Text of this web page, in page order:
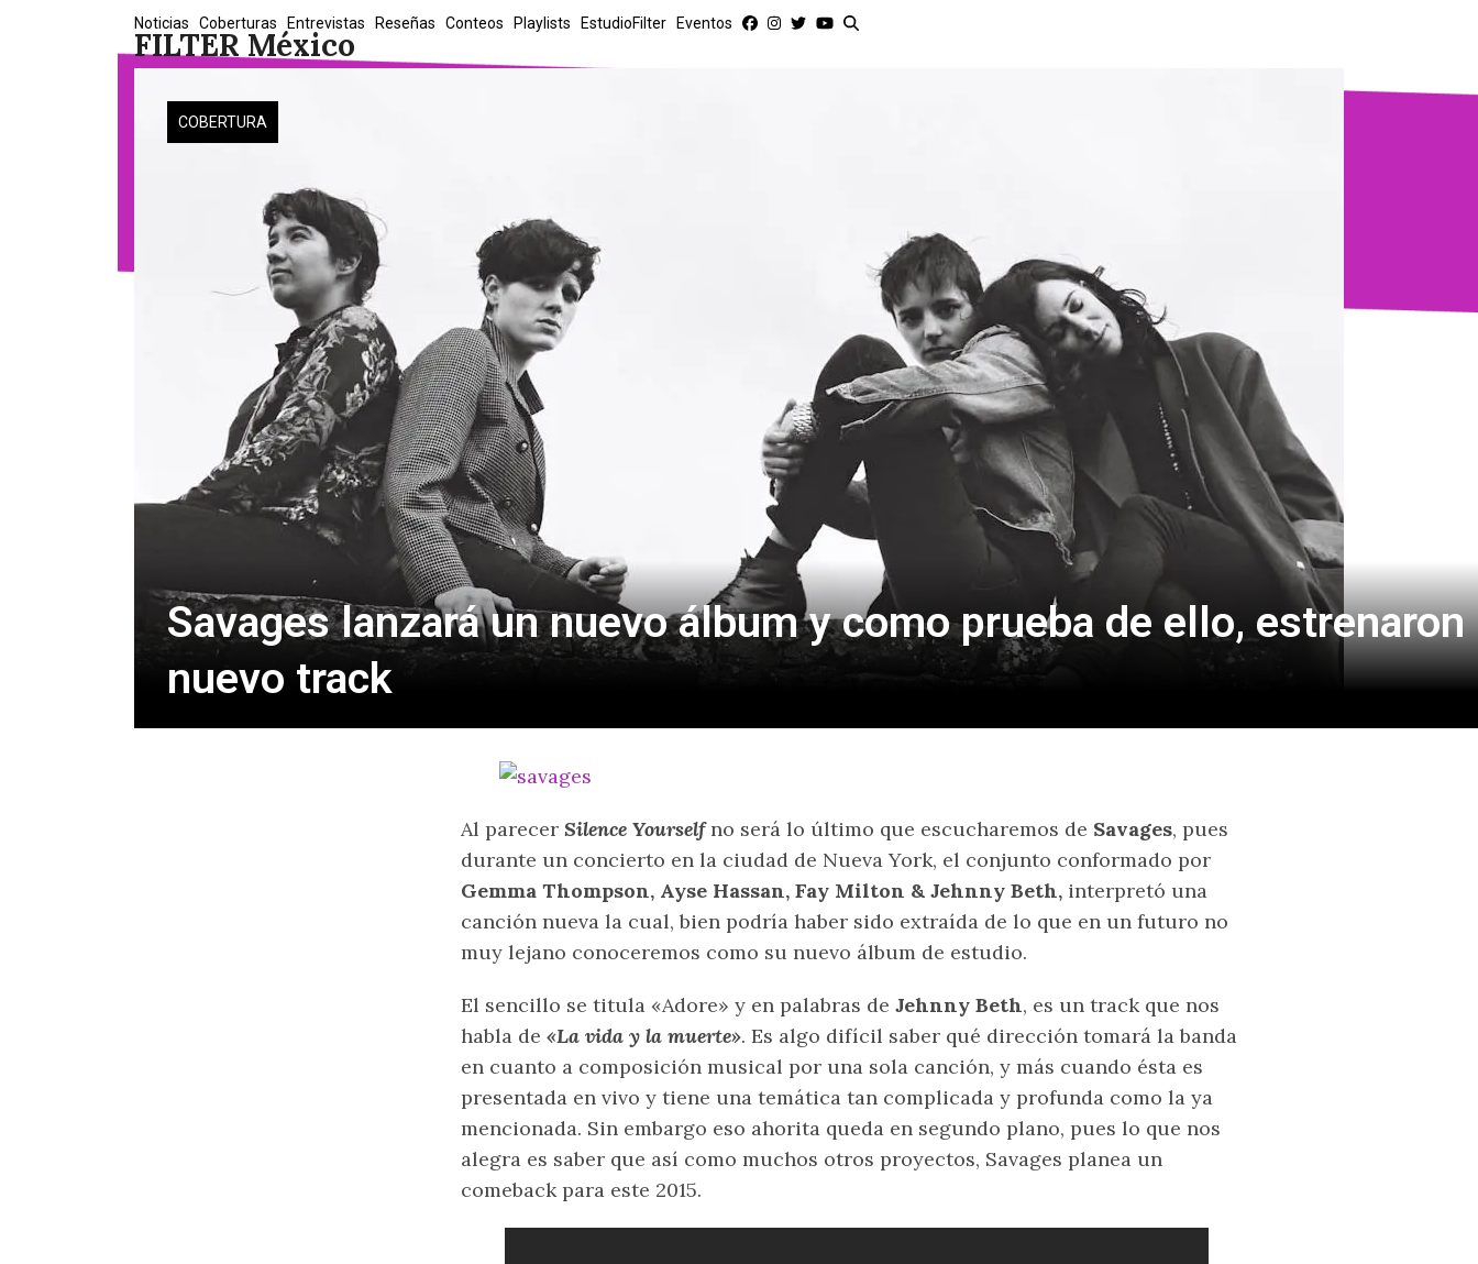
FILTER México
Noticias Coberturas Entrevistas Reseñas Conteos Playlists EstudioFilter Eventos
COBERTURA
Savages lanzará un nuevo álbum y como prueba de ello, estrenaron
nuevo track
Al parecer Silence Yourselfno será lo último que escucharemos de Savages, pues
durante un concierto en la ciudad de Nueva York, el conjunto conformado por
Gemma Thompson, Ayse Hassan, Fay Milton & Jehnny Beth, interpretó una
canción nueva la cual, bien podría haber sido extraída de lo que en un futuro no
muy lejano conoceremos como su nuevo álbum de estudio.
El sencillo se titula «Adore» y en palabras de Jehnny Beth, es un track que nos
habla de «La vida y la muerte». Es algo difícil saber qué dirección tomará la banda
en cuanto a composición musical por una sola canción, y más cuando ésta es
presentada en vivo y tiene una temática tan complicada y profunda como la ya
mencionada. Sin embargo eso ahorita queda en segundo plano, pues lo que nos
alegra es saber que así como muchos otros proyectos, Savages planea un
comeback para este 2015.